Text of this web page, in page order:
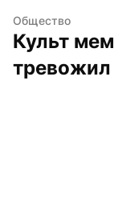
Общество
Культ
тревожил